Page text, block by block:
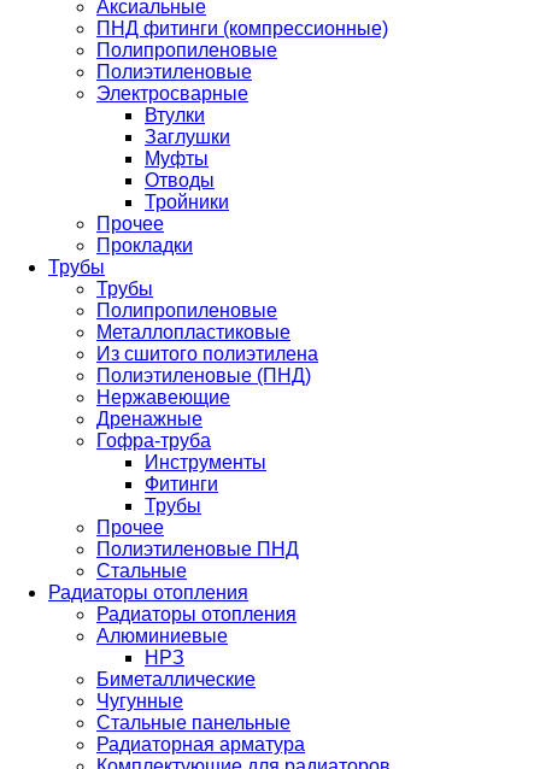
Аксиальные
ПНД фитинги (компрессионные)
Полипропиленовые
Полиэтиленовые
Электросварные
Втулки
Заглушки
Муфты
Отводы
Тройники
Прочее
Прокладки
Трубы
Трубы
Полипропиленовые
Металлопластиковые
Из сшитого полиэтилена
Полиэтиленовые (ПНД)
Нержавеющие
Дренажные
Гофра-труба
Инструменты
Фитинги
Трубы
Прочее
Полиэтиленовые ПНД
Стальные
Радиаторы отопления
Радиаторы отопления
Алюминиевые
НРЗ
Биметаллические
Чугунные
Стальные панельные
Радиаторная арматура